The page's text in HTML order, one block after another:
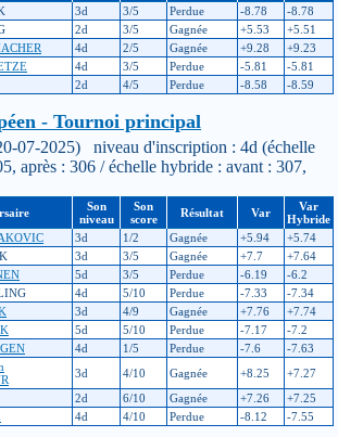
3d 3/5 Perdue -8.78
-8.78
2d 3/5 Gagnée +5.53
+5.51
4d 2/5 Gagnée +9.28
+9.23
4d 3/5 Perdue -5.81
-5.81
2d 4/5 Perdue -8.58 -8.59
- Tournoi principal
07-2025) niveau d'inscription : 4d (échelle
après : 306 / échelle hybride : avant : 307,
Son
niveau
Son
score
Résultat Var
Var
Hybride
3d 1/2 Gagnée +5.94
+5.74
3d 3/5 Gagnée +7.7
+7.64
5d 3/5 Perdue -6.19
-6.2
4d 5/10 Perdue -7.33
-7.34
3d 4/9 Gagnée +7.76
+7.74
5d 5/10 Perdue -7.17
-7.2
4d 1/5 Perdue -7.6
-7.63
3d 4/10 Gagnée +8.25
+7.27
2d 6/10 Gagnée +7.26
+7.25
4d 4/10 Perdue -8.12 -7.55